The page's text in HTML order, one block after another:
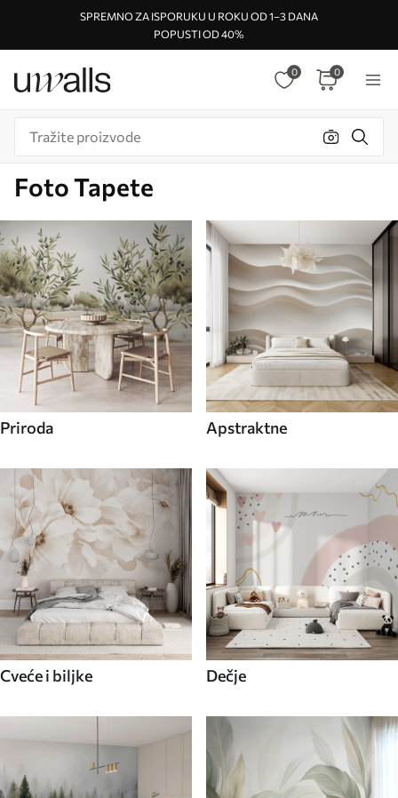
SPREMNO ZA ISPORUKU U ROKU OD 1–3 DANA
POPUSTI OD 40%
0 0
Foto Tapete
Priroda Apstraktne
Cveće i biljke Dečje